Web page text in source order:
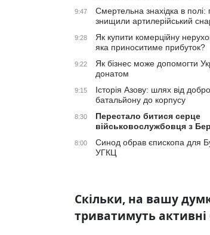
9:47
Смертельна знахідка в полі:
знищили артилерійський
9:28
Як купити комерційну
яка приноситиме прибуток?
9:22
Як бізнес може допомогти
донатом
9:15
Історія Азову: шлях від
батальйону до корпусу
8:30
Перестало битися серце
військовослужбовця з
8:00
Синод обрав єпископа для
УГКЦ
Скільки, на вашу
триватимуть активні